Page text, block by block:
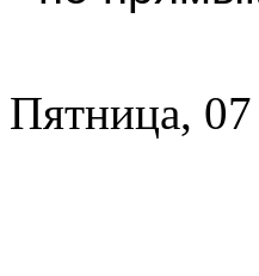
Пятница,